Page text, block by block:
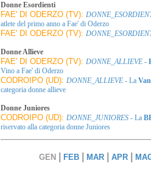
Donne Esordienti
FAE' DI ODERZO (TV):
atlete del primo anno a Fae' di Oderzo
FAE' DI ODERZO (TV):
Donne Allieve
FAE' DI ODERZO (TV): DONNE_ALLIEVE -
Vino a Fae' di Oderzo
CODROIPO (UD): DONNE_ALLIEVE - La
categoria donne allieve
Donne Juniores
CODROIPO (UD): DONNE_JUNIORES - La
riservato alla categoria donne Juniores
GEN FEB MAR APR